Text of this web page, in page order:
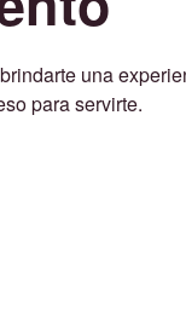
una
para servirte.